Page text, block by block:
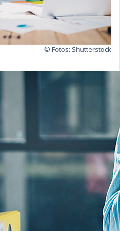
© Fotos: Shutterstock